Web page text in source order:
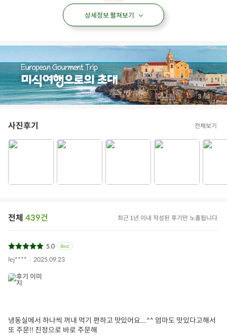
상세정보 펼쳐보기
3/4
사진후기 전체보기
전체 439건 최근 1년 이내 작성된 후기만 노출됩니다.
5.0
lej****
2025.09.23
냉동실에서 하나씩 꺼내 먹기 편하고 맛있어요....^^ 엄마도 맛있다고해서
또 주문!! 친정으로 바로 주문해